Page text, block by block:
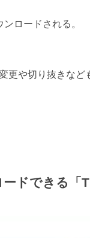
ロードされる。
更や切り抜きなど
ドできる「